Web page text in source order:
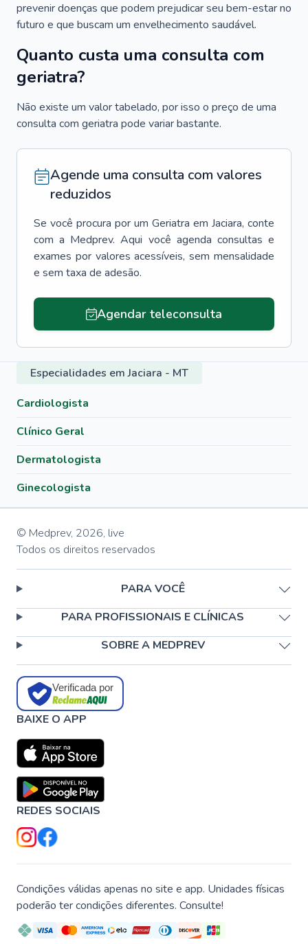
prevenir doenças que podem prejudicar seu bem-estar no
futuro e que buscam um envelhecimento saudável.
Quanto custa uma consulta com
geriatra?
Não existe um valor tabelado, por isso o preço de uma
consulta com geriatra pode variar bastante.
Agende uma consulta com valores
reduzidos
Se você procura por um Geriatra em Jaciara, conte
com a Medprev. Aqui você agenda consultas e
exames por valores acessíveis, sem mensalidade
e sem taxa de adesão.
Agendar teleconsulta
Especialidades em Jaciara - MT
Cardiologista
Clínico Geral
Dermatologista
Ginecologista
© Medprev, 2026, live
Todos os direitos reservados
PARA VOCÊ
PARA PROFISSIONAIS E CLÍNICAS
SOBRE A MEDPREV
Verificada por
BAIXE O APP
REDES SOCIAIS
Condições válidas apenas no site e app. Unidades físicas
poderão ter condições diferentes. Consulte!